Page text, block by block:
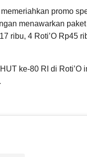
memeriahkan promo
menawarkan paket
ribu, 4 Roti’O Rp45
ke-80 RI di Roti’O